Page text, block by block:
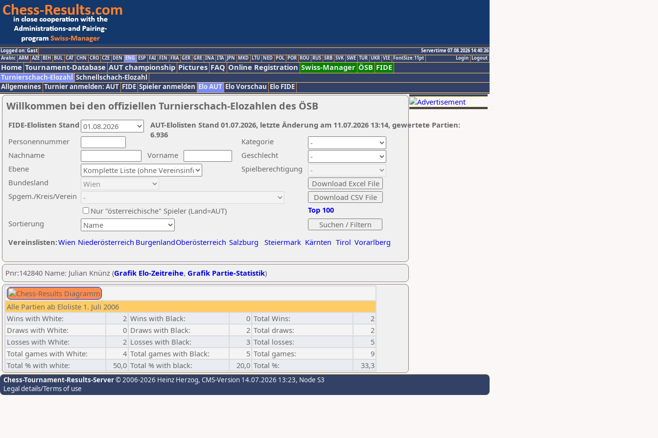
Logged on: Gast
Servertime 07.08.2026 14:40:26
Logout
Login
Arabic ARM AZE BIH BUL CAT CHN CRO CZE DEN ENG ESP FAI FIN FRA GER GRE INA ITA JPN MKD LTU NED POL POR ROU RUS SRB SVK SWE TUR UKR VIE FontSize:11pt
Home Tournament-Database AUT championship Pictures FAQ Online Registration Swiss-Manager ÖSB FIDE
Turnierschach-Elozahl Schnellschach-Elozahl
Allgemeines Turnier anmelden: AUT FIDE Spieler anmelden Elo AUT Elo Vorschau Elo FIDE
Willkommen bei den offiziellen Turnierschach-Elozahlen des ÖSB
Nachname
Vorname
Ebene
Kategorie
Sortierung
Personennummer
Bundesland
Spgem./Kreis/Verein
Geschlecht
Nur "österreichische" Spieler (Land=AUT)
Spielberechtigung
Vereinslisten:Wien Niederösterreich BurgenlandOberösterreich Salzburg Steiermark Kärnten Tirol Vorarlberg
Top 100
AUT-Elolisten Stand 01.07.2026, letzte Änderung am 11.07.2026 13:14, gewertete Partien:
6.936
FIDE-Elolisten Stand
Pnr:142840 Name: Julian Knünz (Grafik Elo-Zeitreihe, Grafik Partie-Statistik)
Alle Partien ab Eloliste 1. Juli 2006
Wins with White:
2 Wins with Black: 0 Total Wins:
2
Draws with White:
0 Draws with Black: 2 Total draws:
2
Losses with White:
2 Losses with Black: 3 Total losses:
5
Total games with White:
4 Total games with Black: 5 Total games:
9
Total % with white:
50,0 Total % with black: 20,0 Total %: 33,3
Chess-Tournament-Results-Server© 2006-2026 Heinz Herzog, CMS-Version 14.07.2026 13:23, Node S3
Legal details/Terms of use